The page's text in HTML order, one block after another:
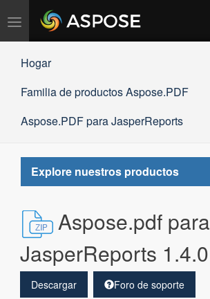
Alternar
navegación
Hogar
Familia de productos Aspose.PDF
Aspose.PDF para JasperReports
Explore nuestros productos
Aspose.pdf para
JasperReports 1.4.0
Descargar Foro de soporte